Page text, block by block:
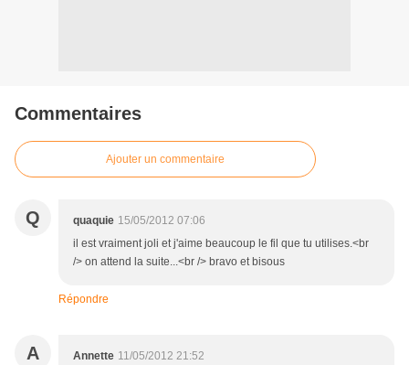
Commentaires
Ajouter un commentaire
Q quaquie 15/05/2012 07:06
il est vraiment joli et j'aime beaucoup le fil que tu utilises.<br
/> on attend la suite...<br /> bravo et bisous
Répondre
A Annette 11/05/2012 21:52